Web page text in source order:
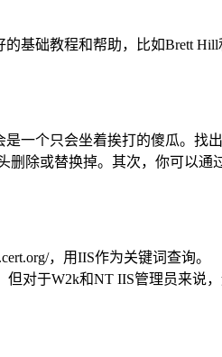
础教程和帮助，比如Brett Hill
个只会坐着挨打的傻瓜。找
删除或替换掉。其次，你可以
，用IIS作为关键词查询。
于W2k和NT IIS管理员来说，